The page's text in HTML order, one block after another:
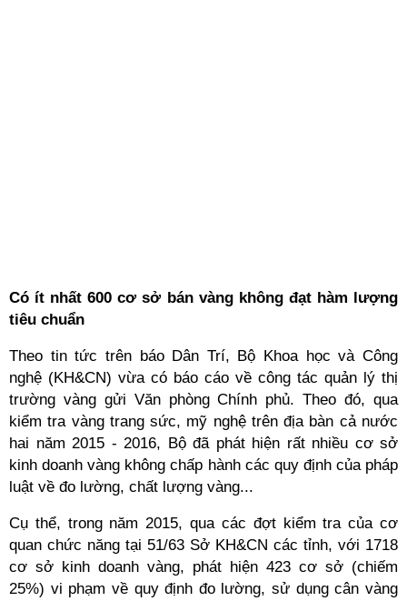
Có ít nhất 600 cơ sở bán vàng không đạt hàm lượng
tiêu chuẩn
Theo tin tức trên báo Dân Trí, Bộ Khoa học và Công
nghệ (KH&CN) vừa có báo cáo về công tác quản lý thị
trường vàng gửi Văn phòng Chính phủ. Theo đó, qua
kiểm tra vàng trang sức, mỹ nghệ trên địa bàn cả nước
hai năm 2015 - 2016, Bộ đã phát hiện rất nhiều cơ sở
kinh doanh vàng không chấp hành các quy định của pháp
luật về đo lường, chất lượng vàng...
Cụ thể, trong năm 2015, qua các đợt kiểm tra của cơ
quan chức năng tại 51/63 Sở KH&CN các tỉnh, với 1718
cơ sở kinh doanh vàng, phát hiện 423 cơ sở (chiếm
25%) vi phạm về quy định đo lường, sử dụng cân vàng